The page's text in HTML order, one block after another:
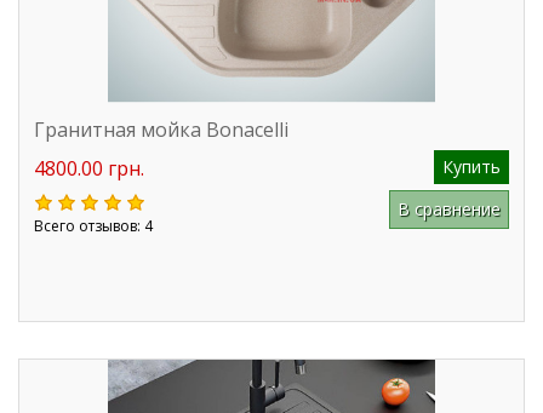
Гранитная мойка Bonacelli
4800.00 грн.
Купить
Всего отзывов: 4
В сравнение